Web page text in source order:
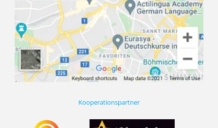
Kooperationspartner